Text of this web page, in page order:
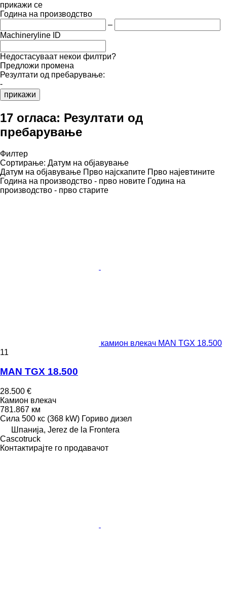
прикажи се
Година на производство
–
Machineryline ID
Недостасуваат некои филтри?
Предложи промена
Резултати од пребарување:
-
прикажи
17 огласа: Резултати од
пребарување
Филтер
Сортирање: Датум на објавување
Датум на објавување Прво најскапите Прво најевтините
Година на производство - прво новите Година на
производство - прво старите
камион влекач MAN TGX 18.500
11
MAN TGX 18.500
28.500 €
Камион влекач
781.867 км
Сила 500 кс (368 kW) Гориво дизел
Шпанија, Jerez de la Frontera
Сascotruck
Контактирајте го продавачот